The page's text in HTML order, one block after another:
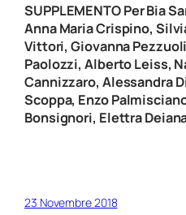
SUPPLEMENTO Per Bia
Anna Maria Crispino,
Vittori, Giovanna
Paolozzi, Alberto Leiss,
Cannizzaro, Alessandra
Scoppa, Enzo
Bonsignori, Elettra
23 Novembre 2018